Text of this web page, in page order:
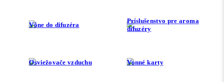
Vône do difuzéra
Príslušenstvo pre aroma
difuzéry
Osviežovače vzduchu Vonné karty